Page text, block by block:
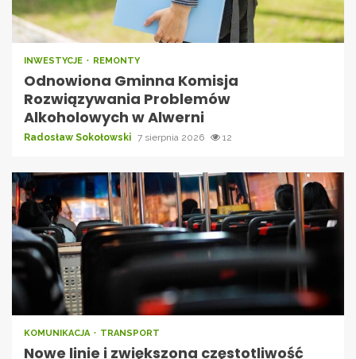
INWESTYCJE REMONTY
Odnowiona Gminna Komisja
Rozwiązywania Problemów
Alkoholowych w Alwerni
Radosław Sokołowski 7 sierpnia 2026 12
KOMUNIKACJA TRANSPORT
Nowe linie i zwiększona częstotliwość